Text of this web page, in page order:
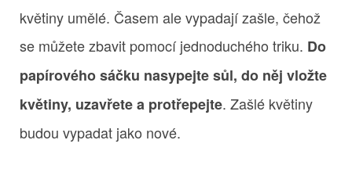
květiny umělé. Časem ale vypadají zašle, čehož
se můžete zbavit pomocí jednoduchého triku. Do
papírového sáčku nasypejte sůl, do něj vložte
květiny, uzavřete a protřepejte. Zašlé květiny
budou vypadat jako nové.